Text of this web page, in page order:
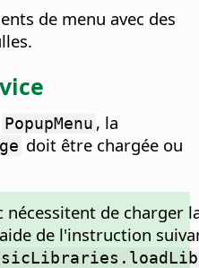
de menu avec des
PopupMenu , la
doit être chargée ou
nécessitent de charger
de l'instruction